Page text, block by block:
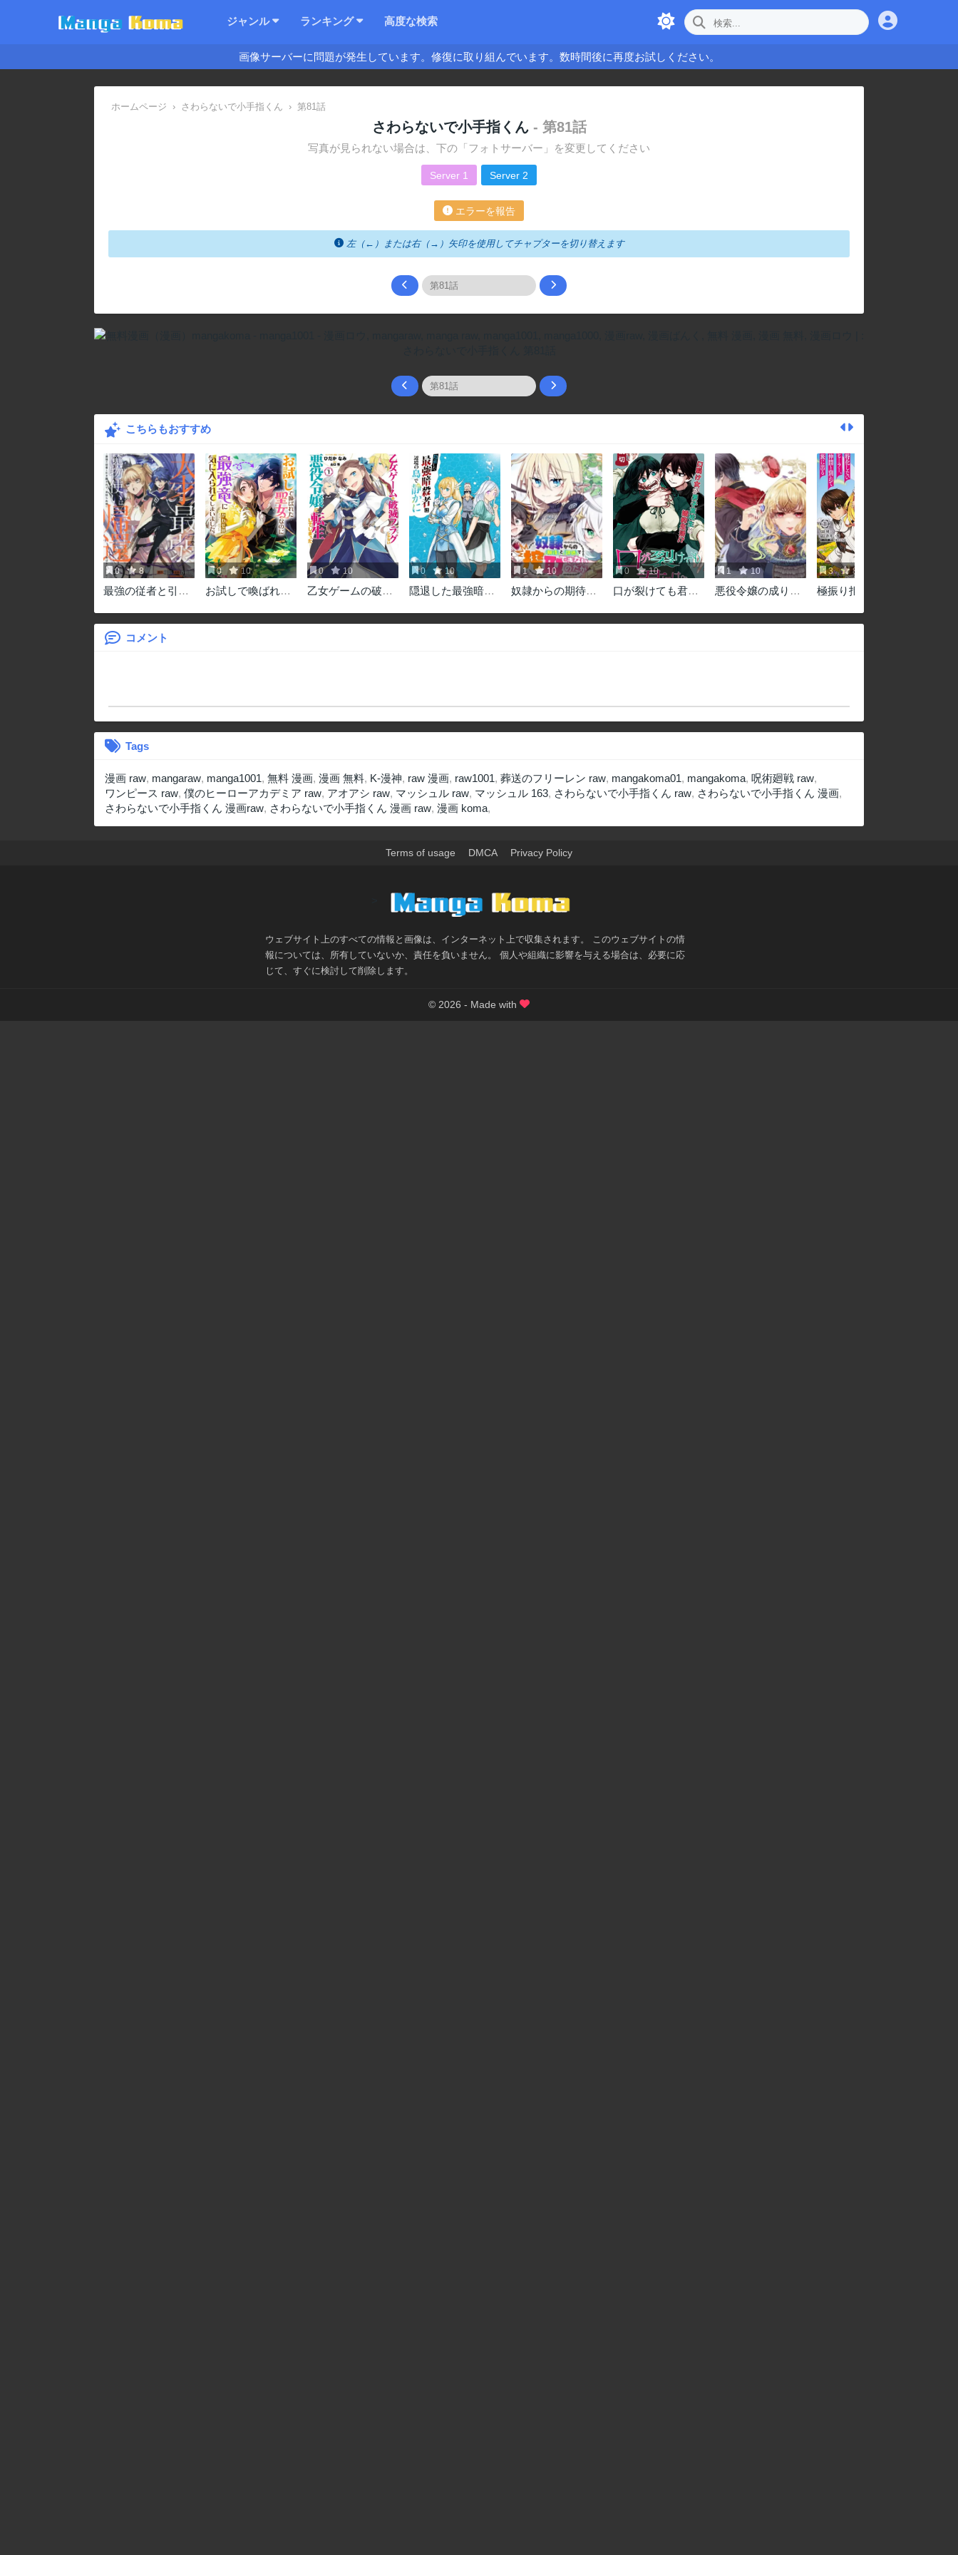
ジャンル ランキング 高度な検索
画像サーバーに問題が発生しています。修復に取り組んでいます。数時間後に再度お試しください。
ホームページ › さわらないで小手指くん › 第81話
さわらないで小手指くん - 第81話
写真が見られない場合は、下の「フォトサーバー」を変更してください
Server 1 Server 2
エラーを報告
左（←）または右（→）矢印を使用してチャプターを切り替えます
こちらもおすすめ
0 8
最強の従者と引き
た
0 10
お試しで喚ばれた
0 10
乙女ゲームの破滅
0 10
隠退した最強暗殺
1 10
奴隷からの期待と
0 10
口が裂けても君に
1 10
悪役令嬢の成り上
3 8.3
極振り拒否して手
コメント
Tags
漫画 raw, mangaraw, manga1001, 無料 漫画, 漫画 無料, K-漫神, raw 漫画, raw1001, 葬送のフリーレン raw, mangakoma01, mangakoma, 呪術廻戦 raw,
ワンピース raw, 僕のヒーローアカデミア raw, アオアシ raw, マッシュル raw, マッシュル 163, さわらないで小手指くん raw, さわらないで小手指くん 漫画,
さわらないで小手指くん 漫画raw, さわらないで小手指くん 漫画 raw, 漫画 koma,
Terms of usage DMCA Privacy Policy
ウェブサイト上のすべての情報と画像は、インターネット上で収集されます。 このウェブサイトの情
報については、所有していないか、責任を負いません。 個人や組織に影響を与える場合は、必要に応
じて、すぐに検討して削除します。
© 2026 - Made with